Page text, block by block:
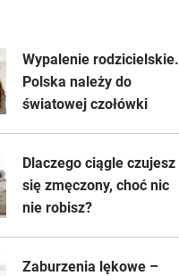
Wypalenie rodzicielskie.
Polska należy do
światowej czołówki
Dlaczego ciągle czujesz
się zmęczony, choć nic
nie robisz?
Zaburzenia lękowe –